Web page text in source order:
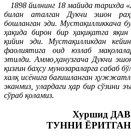
1898 йилнинг 18 майида тарихда
билан аталган Дукчи эшон
бошланган эди. Мустақилликкача
ҳақида бирон бир ҳақиқатга
қийин эди. Мустақилликдан
фаолиятига оид юзлаб
этилди. Аммо,ҳанузгача Дукчи
қизғин баҳсу мунозараларга сабаб
халқ исёнига бағишланган
эканмиз, улардаги ҳар бир сўзини
сўраб қоламиз.
Хуршид
ТУННИ